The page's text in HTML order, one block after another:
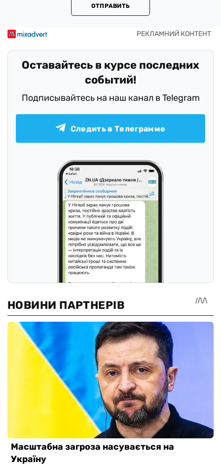
ОТПРАВИТЬ
Оставайтесь в курсе последних
событий!
Подписывайтесь на наш канал в Telegram
Следить в Телеграмме